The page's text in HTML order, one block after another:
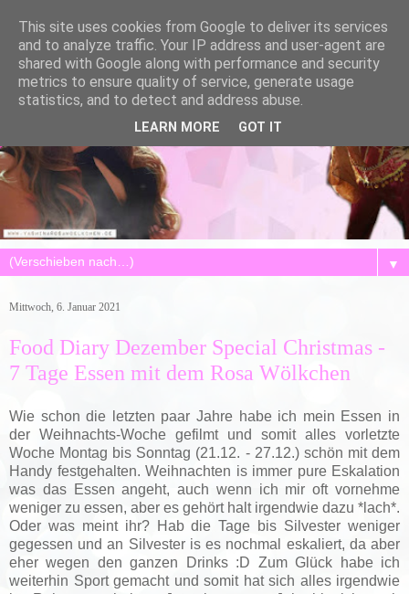
▼
Mittwoch, 6. Januar 2021
Food Diary Dezember Special Christmas -
7 Tage Essen mit dem Rosa Wölkchen
Wie schon die letzten paar Jahre habe ich mein Essen in
der Weihnachts-Woche gefilmt und somit alles vorletzte
Woche Montag bis Sonntag (21.12. - 27.12.) schön mit dem
Handy festgehalten. Weihnachten is immer pure Eskalation
was das Essen angeht, auch wenn ich mir oft vornehme
weniger zu essen, aber es gehört halt irgendwie dazu *lach*.
Oder was meint ihr? Hab die Tage bis Silvester weniger
gegessen und an Silvester is es nochmal eskaliert, da aber
eher wegen den ganzen Drinks :D Zum Glück habe ich
weiterhin Sport gemacht und somit hat sich alles irgendwie
This site uses cookies from Google to deliver its services
and to analyze traffic. Your IP address and user-agent are
shared with Google along with performance and security
metrics to ensure quality of service, generate usage
statistics, and to detect and address abuse.
LEARN MORE GOT IT